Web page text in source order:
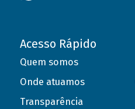
Acesso Rápido
Quem somos
Onde atuamos
Transparência